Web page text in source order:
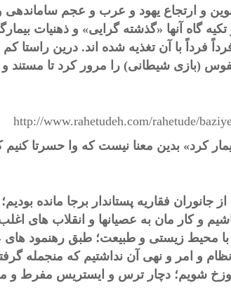
و ارتجاع یهود و عرب و عجم ساماندهی
گاه آنها «گذشته گرایی» و ذهنیات
فرداً با آن تغذیه شده اند. درین راستا
(بازی شیطانی) را مرور کرد تا مستند
http://www.rahetudeh.com/rahetude/
کرد» بدین معنا نیست که وا حسرتا
فقاریه پستاندار برجا مانده
و کار مان به عصیانها و انقلاب های
محیط زیستی و طبیعت؛ طبق رهنمود های
و امر و نهی آن نداشتیم که منجمله
شویم؛ دچار ترس و ایستریس مفرط و